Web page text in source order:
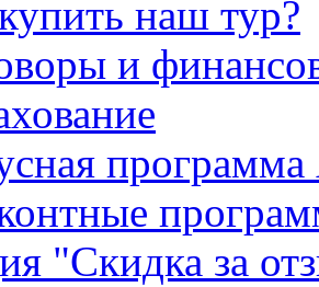
наш тур?
и
"Скидка за